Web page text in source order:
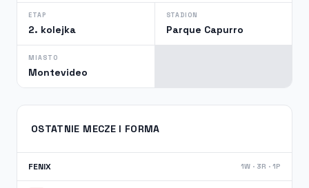
ETAP
2. kolejka
STADION
Parque Capurro
MIASTO
Montevideo
OSTATNIE MECZE I FORMA
FENIX 1W · 3R · 1P